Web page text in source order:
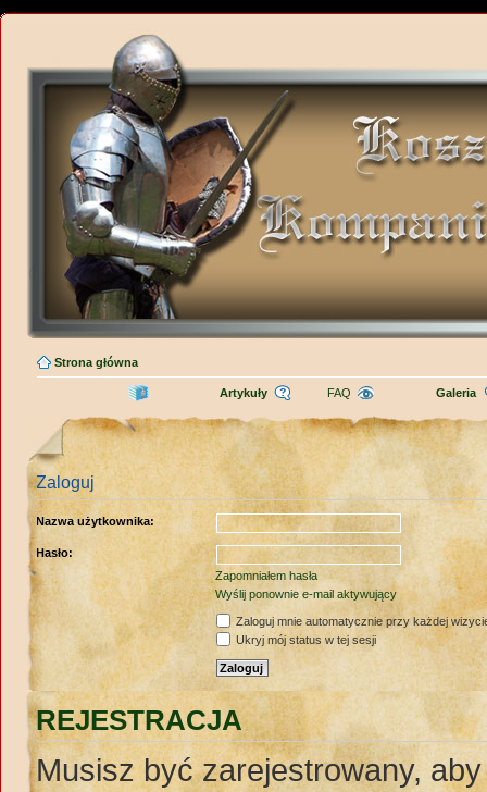
Strona główna
Artykuły FAQ Galeria
Zaloguj
Nazwa użytkownika:
Hasło:
Zapomniałem hasła
Wyślij ponownie e-mail aktywujący
Zaloguj mnie automatycznie przy każdej
Ukryj mój status w tej sesji
REJESTRACJA
Musisz być zarejestrowany,